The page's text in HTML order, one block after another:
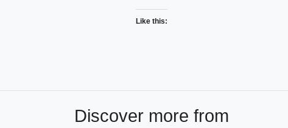
Like this:
Discover more from